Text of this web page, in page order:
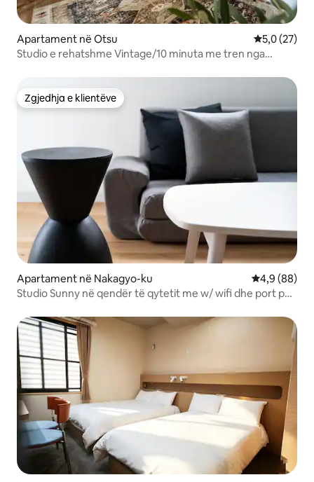
Apartament në Otsu Vlerësimi
5,0 (27)
Studio e rehatshme Vintage/10 minuta me tren nga
Zgjedhja e klientëve
Zgjedhja e klientëve
Apartament në Nakagyo-ku Vlerësimi
4,9 (88)
Studio Sunny në qendër të qytetit me w/ wifi dhe port për